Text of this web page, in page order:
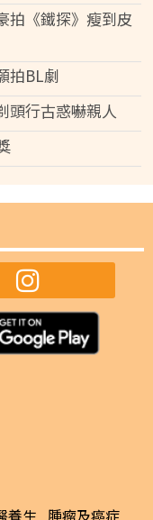
拍《鐵探》瘦到皮
拍BL劇
頭行古惑嚇親人
養生 腫瘤及癌症